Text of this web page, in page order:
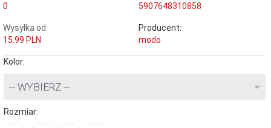
0
5907648310858
Wysyłka od:
15.99 PLN
Producent:
modo
Kolor:
-- WYBIERZ --
Rozmiar: